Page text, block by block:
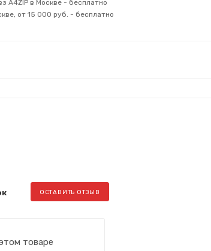
A4ZIP в Москве - бесплатно
от 15 000 руб. - бесплатно
ОСТАВИТЬ ОТЗЫВ
товаре